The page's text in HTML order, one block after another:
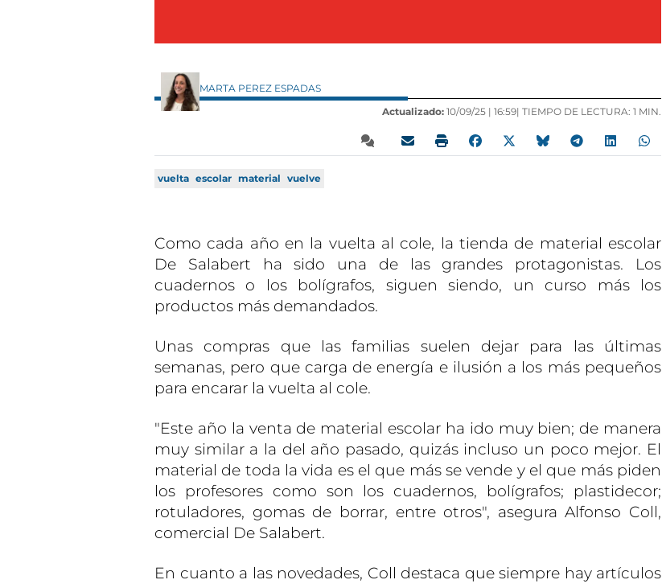
MARTA PEREZ ESPADAS
Actualizado: 10/09/25 | 16:59| TIEMPO DE LECTURA: 1 MIN.
vuelta escolar material vuelve
Como cada año en la vuelta al cole, la tienda de material escolar
De Salabert ha sido una de las grandes protagonistas. Los
cuadernos o los bolígrafos, siguen siendo, un curso más los
productos más demandados.
Unas compras que las familias suelen dejar para las últimas
semanas, pero que carga de energía e ilusión a los más pequeños
para encarar la vuelta al cole.
"Este año la venta de material escolar ha ido muy bien; de manera
muy similar a la del año pasado, quizás incluso un poco mejor. El
material de toda la vida es el que más se vende y el que más piden
los profesores como son los cuadernos, bolígrafos; plastidecor;
rotuladores, gomas de borrar, entre otros", asegura Alfonso Coll,
comercial De Salabert.
En cuanto a las novedades, Coll destaca que siempre hay artículos